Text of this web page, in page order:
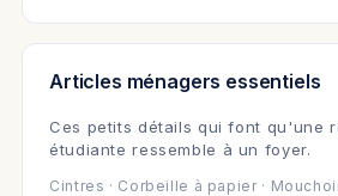
Articles ménagers essentiels
Ces petits détails qui font qu'une
étudiante ressemble à un foyer.
Cintres · Corbeille à papier ·